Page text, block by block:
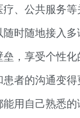
、公共服务
时随地接入
，享受个性
者的沟通变
用自己熟悉的